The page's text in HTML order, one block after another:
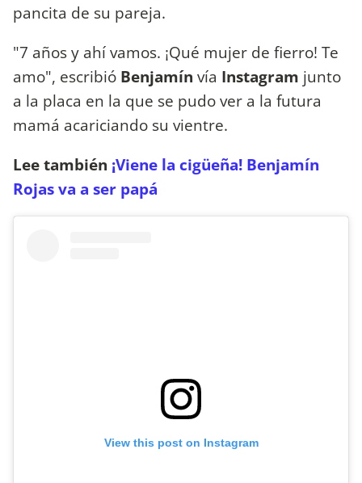
pancita de su pareja.
"7 años y ahí vamos. ¡Qué mujer de fierro! Te
amo", escribió Benjamín vía Instagram junto
a la placa en la que se pudo ver a la futura
mamá acariciando su vientre.
Lee también ¡Viene la cigüeña! Benjamín
Rojas va a ser papá
View this post on Instagram